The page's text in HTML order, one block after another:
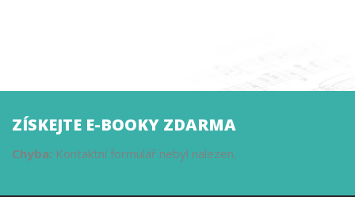
ZÍSKEJTE E-BOOKY ZDARMA
Chyba: Kontaktní formulář nebyl nalezen.